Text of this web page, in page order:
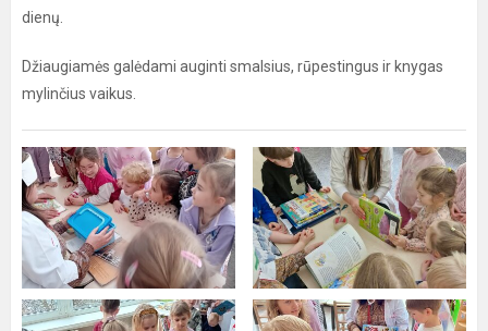
dienų.
Džiaugiamės galėdami auginti smalsius, rūpestingus ir knygas
mylinčius vaikus.